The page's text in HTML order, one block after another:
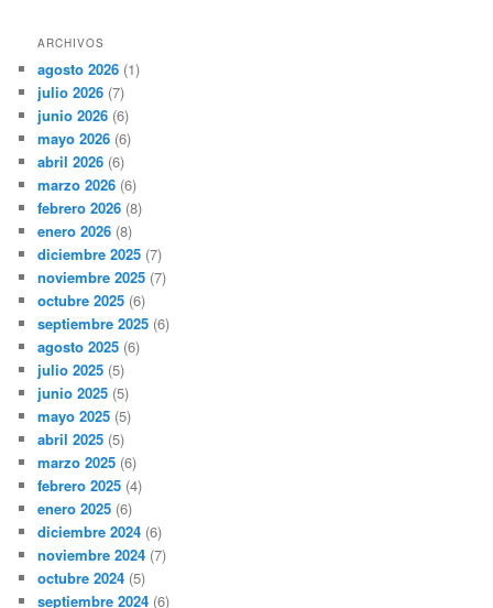
ARCHIVOS
agosto 2026 (1)
julio 2026 (7)
junio 2026 (6)
mayo 2026 (6)
abril 2026 (6)
marzo 2026 (6)
febrero 2026 (8)
enero 2026 (8)
diciembre 2025 (7)
noviembre 2025 (7)
octubre 2025 (6)
septiembre 2025 (6)
agosto 2025 (6)
julio 2025 (5)
junio 2025 (5)
mayo 2025 (5)
abril 2025 (5)
marzo 2025 (6)
febrero 2025 (4)
enero 2025 (6)
diciembre 2024 (6)
noviembre 2024 (7)
octubre 2024 (5)
septiembre 2024 (6)